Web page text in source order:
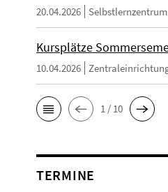
20.04.2026 Selbstlernzentrum
Kursplätze
10.04.2026
1 / 10
TERMINE